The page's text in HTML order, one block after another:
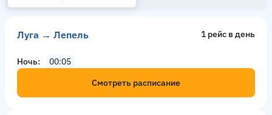
Луга → Лепель 1 рейс в день
Ночь
00:05
Смотреть расписание